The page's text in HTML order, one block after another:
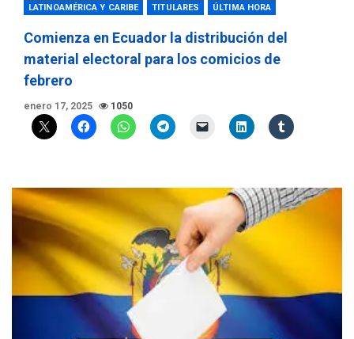
LATINOAMÉRICA Y CARIBE TITULARES ÚLTIMA HORA
Comienza en Ecuador la distribución del
material electoral para los comicios de
febrero
enero 17, 2025 1050